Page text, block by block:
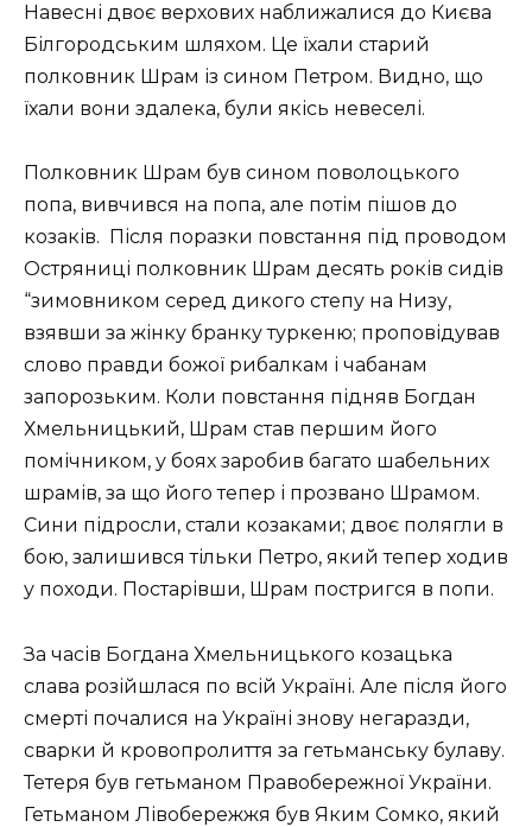
Навесні двоє верхових наближалися до Києва
Білгородським шляхом. Це їхали старий
полковник Шрам із сином Петром. Видно, що
їхали вони здалека, були якісь невеселі.
Полковник Шрам був сином поволоцького
попа, вивчився на попа, але потім пішов до
козаків. Після поразки повстання під проводом
Остряниці полковник Шрам десять років сидів
“зимовником серед дикого степу на Низу,
взявши за жінку бранку туркеню; проповідував
слово правди божої рибалкам і чабанам
запорозьким. Коли повстання підняв Богдан
Хмельницький, Шрам став першим його
помічником, у боях заробив багато шабельних
шрамів, за що його тепер і прозвано Шрамом.
Сини підросли, стали козаками; двоє полягли в
бою, залишився тільки Петро, який тепер ходив
у походи. Постарівши, Шрам постригся в попи.
За часів Богдана Хмельницького козацька
слава розійшлася по всій Україні. Але після його
смерті почалися на Україні знову негаразди,
сварки й кровопролиття за гетьманську булаву.
Тетеря був гетьманом Правобережної України.
Гетьманом Лівобережжя був Яким Сомко, який